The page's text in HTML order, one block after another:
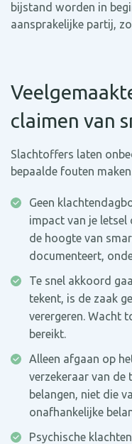
bijstand worden in
aansprakelijke partij,
claimen van
Slachtoffers laten
bepaalde fouten
Geen
impact van je letsel
de hoogte van
documenteert,
Te snel akkoord
tekent, is de zaak
verergeren. Wacht
bereikt.
Alleen afgaan op
verzekeraar van de
belangen, niet die
onafhankelijke
Psychische